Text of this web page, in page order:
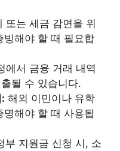
또는 세금 감면을 위
빙해야 할 때 필요합
에서 금융 거래 내역
될 수 있습니다.
해외 이민이나 유학
해야 할 때 사용됩
부 지원금 신청 시, 소